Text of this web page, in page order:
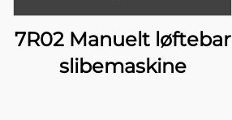
7R02 Manuelt løftebar
slibemaskine